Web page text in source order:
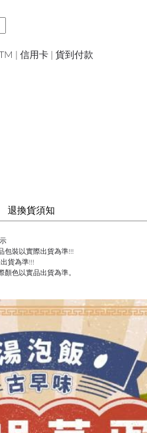
| 信用卡 | 貨到付款
退換貨須知
包裝以實際出貨為準!!!
貨為準!!!
色以實品出貨為準。